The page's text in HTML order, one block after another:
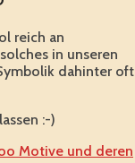
reich an
in unseren
dahinter oft
:-)
Motive und deren